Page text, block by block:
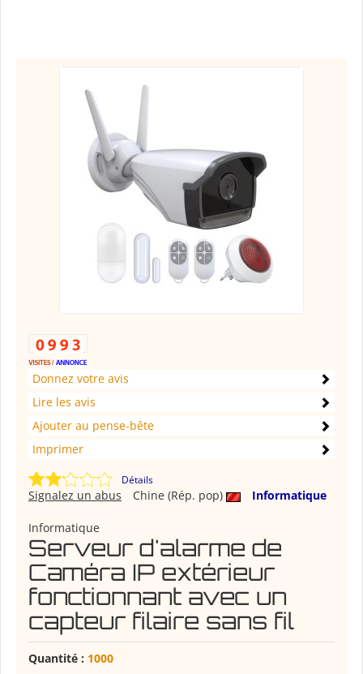
Donnez votre avis
Lire les avis
Ajouter au pense-bête
Imprimer
Détails
Chine (Rép. pop) Informatique
Signalez un abus
Informatique
Serveur d'alarme de
Caméra IP extérieur
fonctionnant avec un
capteur filaire sans fil
Quantité : 1000